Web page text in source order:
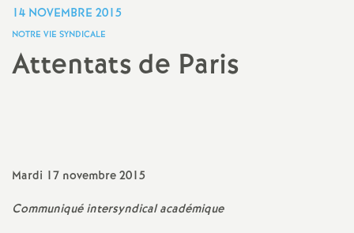
14 NOVEMBRE 2015
NOTRE VIE SYNDICALE
Attentats de Paris
Mardi 17 novembre 2015
Communiqué intersyndical académique